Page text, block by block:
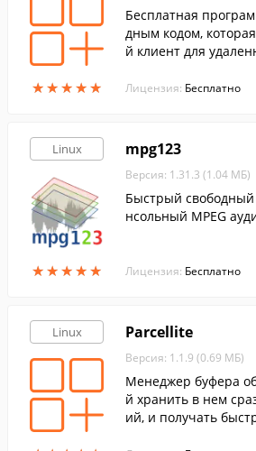
★★★★★
★★★★★
Бесплатная
дным кодом,
й клиент для
Лицензия: Бесплатно
Linux
★★★★★
★★★★★
mpg123
Версия: 1.31.3 (1.04 МБ)
Быстрый
нсольный MPEG
Лицензия: Бесплатно
Linux Parcellite
Версия: 1.1.9 (0.69 МБ)
Менеджер буфера
й хранить в нем
ий, и получать